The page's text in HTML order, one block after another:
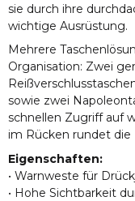
sie durch ihre
wichtige Ausrüstung.
Mehrere
Organisation: Zwei
sowie zwei
schnellen Zugriff auf
im Rücken rundet die
Eigenschaften:
• Warnweste für
• Hohe Sichtbarkeit